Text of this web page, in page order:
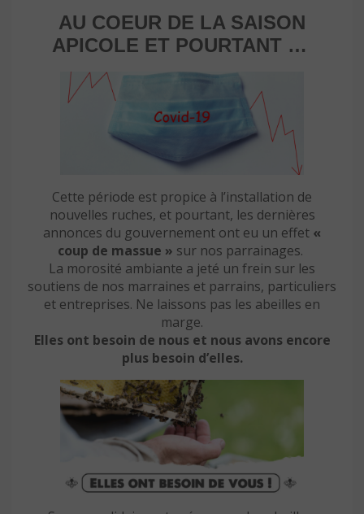
AU COEUR DE LA SAISON
APICOLE ET POURTANT …
Cette période est propice à l’installation de
nouvelles ruches, et pourtant, les dernières
annonces du gouvernement ont eu un effet «
coup de massue » sur nos parrainages.
La morosité ambiante a jeté un frein sur les
soutiens de nos marraines et parrains, particuliers
et entreprises. Ne laissons pas les abeilles en
marge.
Elles ont besoin de nous et nous avons encore
plus besoin d’elles.